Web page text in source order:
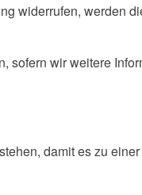
widerrufen, werden
sofern wir weitere
damit es zu